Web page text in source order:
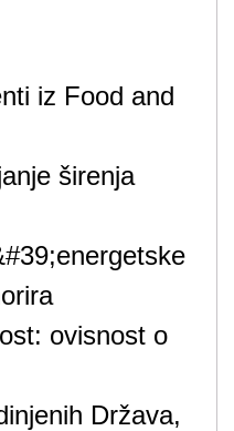
iz Food and
širenja
ovisnost o
Država,